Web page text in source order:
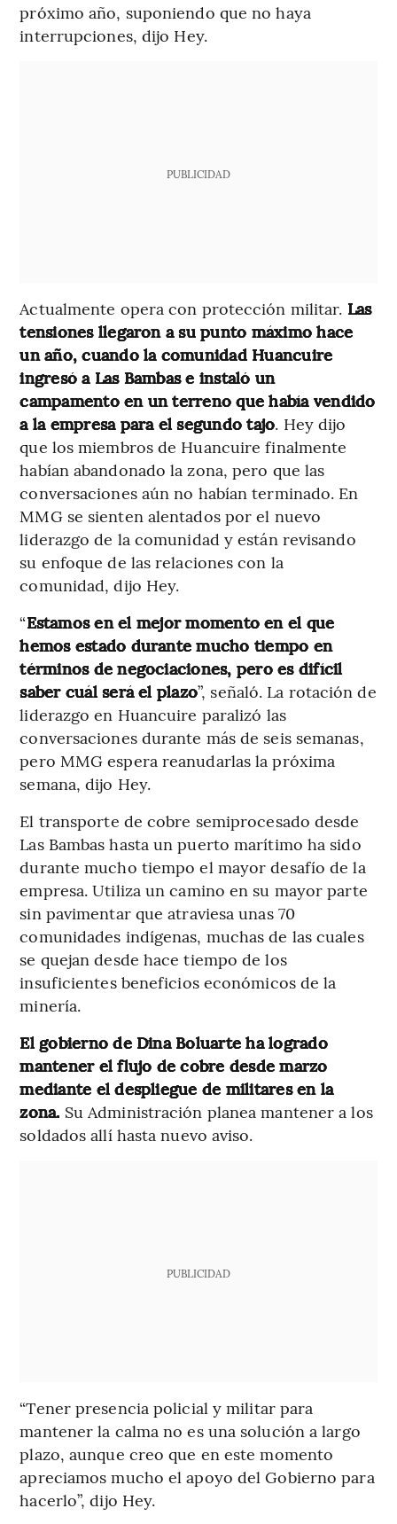
próximo año, suponiendo que no haya
interrupciones, dijo Hey.
PUBLICIDAD
Actualmente opera con protección militar. Las
tensiones llegaron a su punto máximo hace
un año, cuando la comunidad Huancuire
ingresó a Las Bambas e instaló un
campamento en un terreno que había vendido
a la empresa para el segundo tajo. Hey dijo
que los miembros de Huancuire finalmente
habían abandonado la zona, pero que las
conversaciones aún no habían terminado. En
MMG se sienten alentados por el nuevo
liderazgo de la comunidad y están revisando
su enfoque de las relaciones con la
comunidad, dijo Hey.
“Estamos en el mejor momento en el que
hemos estado durante mucho tiempo en
términos de negociaciones, pero es difícil
saber cuál será el plazo”, señaló. La rotación de
liderazgo en Huancuire paralizó las
conversaciones durante más de seis semanas,
pero MMG espera reanudarlas la próxima
semana, dijo Hey.
El transporte de cobre semiprocesado desde
Las Bambas hasta un puerto marítimo ha sido
durante mucho tiempo el mayor desafío de la
empresa. Utiliza un camino en su mayor parte
sin pavimentar que atraviesa unas 70
comunidades indígenas, muchas de las cuales
se quejan desde hace tiempo de los
insuficientes beneficios económicos de la
minería.
El gobierno de Dina Boluarte ha logrado
mantener el flujo de cobre desde marzo
mediante el despliegue de militares en la
zona. Su Administración planea mantener a los
soldados allí hasta nuevo aviso.
PUBLICIDAD
“Tener presencia policial y militar para
mantener la calma no es una solución a largo
plazo, aunque creo que en este momento
apreciamos mucho el apoyo del Gobierno para
hacerlo”, dijo Hey.